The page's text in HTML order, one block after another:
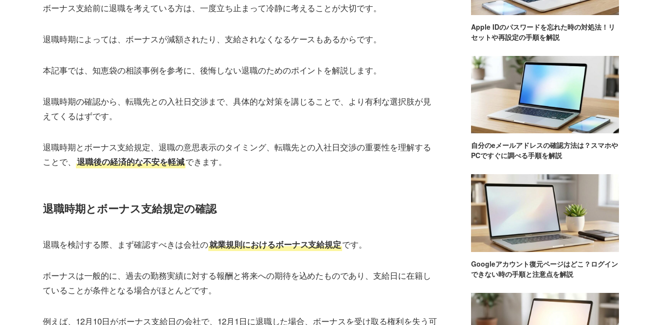
ボーナス支給前に退職を考えている方は、一度立ち止まって冷静に考えることが大切です。
退職時期によっては、ボーナスが減額されたり、支給されなくなるケースもあるからです。
本記事では、知恵袋の相談事例を参考に、後悔しない退職のためのポイントを解説します。
退職時期の確認から、転職先との入社日交渉まで、具体的な対策を講じることで、より有利な選択肢が見
えてくるはずです。
退職時期とボーナス支給規定、退職の意思表示のタイミング、転職先との入社日交渉の重要性を理解する
ことで、
退職後の経済的な不安を軽減できます。
退職時期とボーナス支給規定の確認
退職を検討する際、まず確認すべきは会社の就業規則におけるボーナス支給規定です。
ボーナスは一般的に、過去の勤務実績に対する報酬と将来への期待を込めたものであり、支給日に在籍し
ていることが条件となる場合がほとんどです。
例えば、12月10日がボーナス支給日の会社で、12月1日に退職した場合、ボーナスを受け取る権利を失う可
Apple IDのパスワードを忘れた時の対処法！リ
セットや再設定の手順を解説
自分のeメールアドレスの確認方法は？スマホや
PCですぐに調べる手順を解説
Googleアカウント復元ページはどこ？ログイン
できない時の手順と注意点を解説